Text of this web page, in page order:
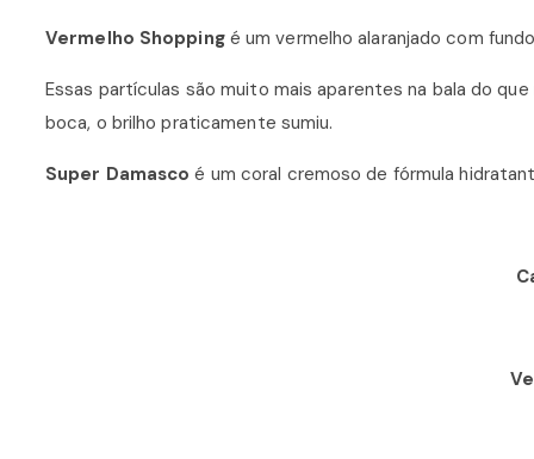
Vermelho Shoppingé um vermelho alaranjado com
Essas partículas são muito mais aparentes na bala do
boca, o brilho praticamente sumiu.
Super Damasco é um coral cremoso de fórmula